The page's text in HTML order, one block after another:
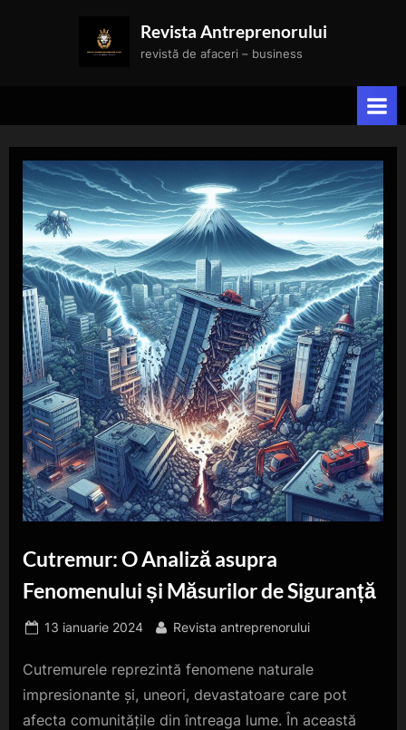
Revista Antreprenorului
revistă de afaceri – business
Cutremur: O Analiză asupra
Fenomenului și Măsurilor de Siguranță
Posted
13 ianuarie 2024 By
Revista antreprenorului
Cutremurele reprezintă fenomene naturale
impresionante și, uneori, devastatoare care pot
afecta comunitățile din întreaga lume. În această